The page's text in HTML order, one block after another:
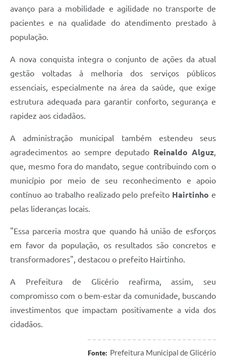
avanço para a mobilidade e agilidade no transporte de
pacientes e na qualidade do atendimento prestado à
população.
A nova conquista integra o conjunto de ações da atual
gestão voltadas à melhoria dos serviços públicos
essenciais, especialmente na área da saúde, que exige
estrutura adequada para garantir conforto, segurança e
rapidez aos cidadãos.
A administração municipal também estendeu seus
agradecimentos ao sempre deputado Reinaldo Alguz,
que, mesmo fora do mandato, segue contribuindo com o
município por meio de seu reconhecimento e apoio
contínuo ao trabalho realizado pelo prefeito Hairtinho e
pelas lideranças locais.
"Essa parceria mostra que quando há união de esforços
em favor da população, os resultados são concretos e
transformadores", destacou o prefeito Hairtinho.
A Prefeitura de Glicério reafirma, assim, seu
compromisso com o bem-estar da comunidade, buscando
investimentos que impactam positivamente a vida dos
cidadãos.
Fonte: Prefeitura Municipal de Glicério